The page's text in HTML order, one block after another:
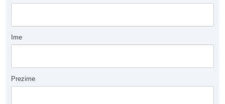
Ime
Prezime